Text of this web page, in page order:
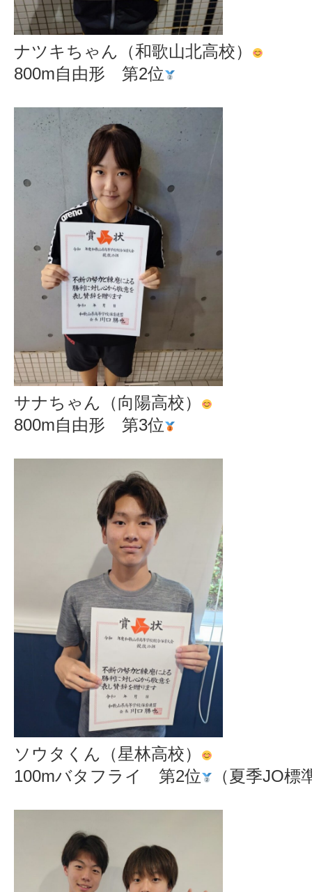
ナツキちゃん（和歌山北高校）
800m自由形 第2位
サナちゃん（向陽高校）
800m自由形 第3位
ソウタくん（星林高校）
100mバタフライ 第2位
（夏季JO標